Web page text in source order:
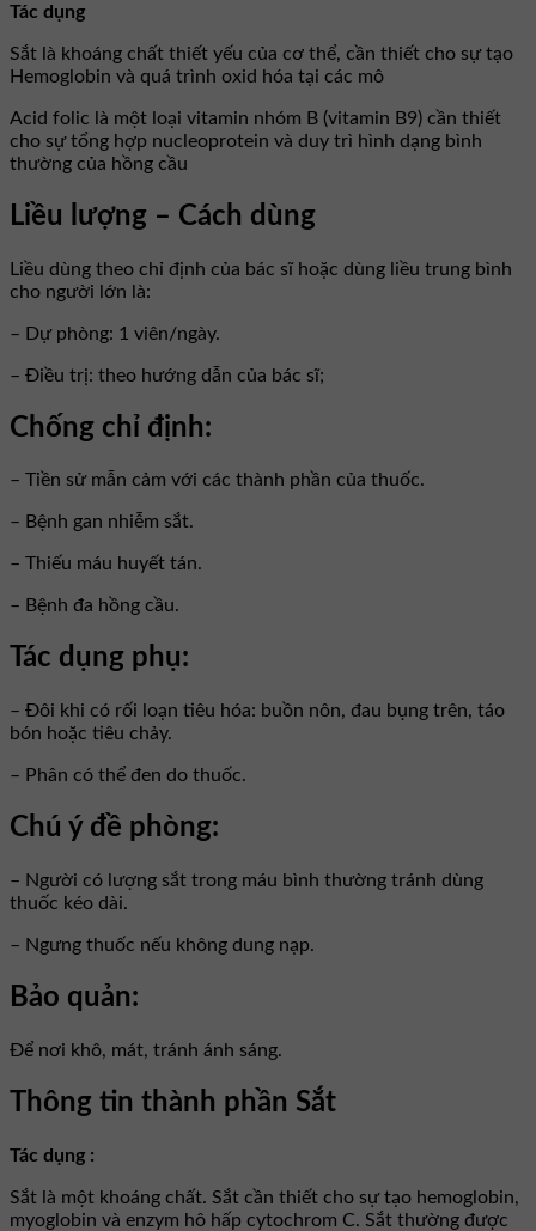
Tác dụng
Sắt là khoáng chất thiết yếu của cơ thể, cần thiết cho sự tạo
Hemoglobin và quá trình oxid hóa tại các mô
Acid folic là một loại vitamin nhóm B (vitamin B9) cần thiết
cho sự tổng hợp nucleoprotein và duy trì hình dạng bình
thường của hồng cầu
Liều lượng – Cách dùng
Liều dùng theo chỉ định của bác sĩ hoặc dùng liều trung bình
cho người lớn là:
– Dự phòng: 1 viên/ngày.
– Điều trị: theo hướng dẫn của bác sĩ;
Chống chỉ định:
– Tiền sử mẫn cảm với các thành phần của thuốc.
– Bệnh gan nhiễm sắt.
– Thiếu máu huyết tán.
– Bệnh đa hồng cầu.
Tác dụng phụ:
– Đôi khi có rối loạn tiêu hóa: buồn nôn, đau bụng trên, táo
bón hoặc tiêu chảy.
– Phân có thể đen do thuốc.
Chú ý đề phòng:
– Người có lượng sắt trong máu bình thường tránh dùng
thuốc kéo dài.
– Ngưng thuốc nếu không dung nạp.
Bảo quản:
Để nơi khô, mát, tránh ánh sáng.
Thông tin thành phần Sắt
Tác dụng :
Sắt là một khoáng chất. Sắt cần thiết cho sự tạo hemoglobin,
myoglobin và enzym hô hấp cytochrom C. Sắt thường được